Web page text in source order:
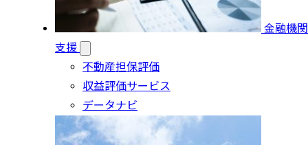
金融機関
支援
不動産担保評価
収益評価サービス
データナビ